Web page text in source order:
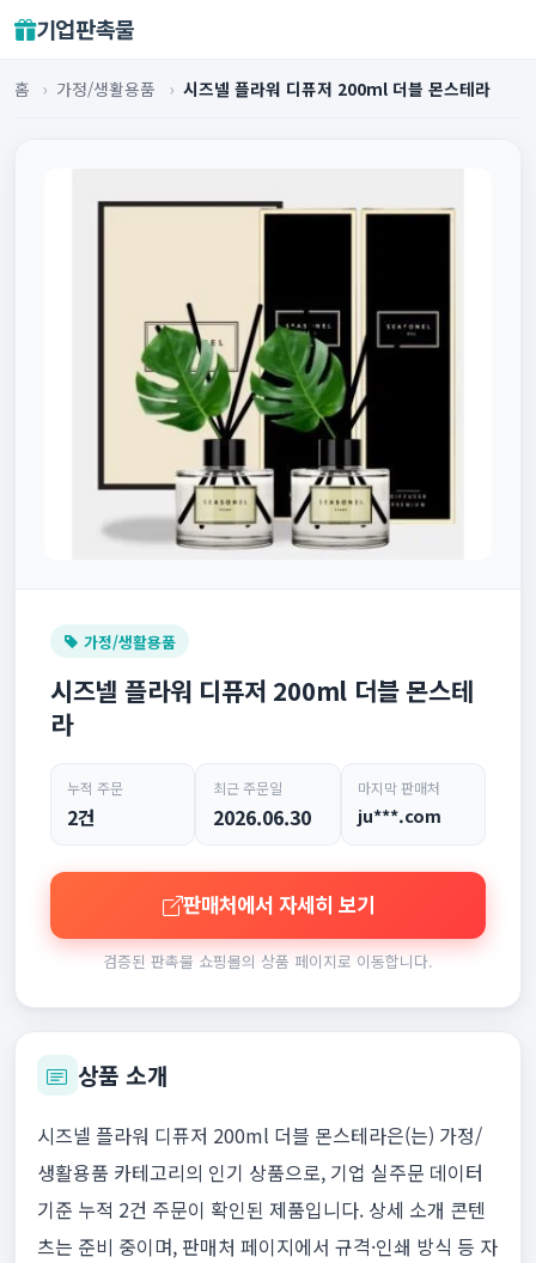
기업판촉물
홈 › 가정/생활용품 › 시즈넬 플라워 디퓨저 200ml 더블 몬스테라
가정/생활용품
시즈넬 플라워 디퓨저 200ml 더블 몬스테
라
누적 주문
2건
최근 주문일
2026.06.30
마지막 판매처
ju***.com
판매처에서 자세히 보기
검증된 판촉물 쇼핑몰의 상품 페이지로 이동합니다.
상품 소개
시즈넬 플라워 디퓨저 200ml 더블 몬스테라은(는) 가정/
생활용품 카테고리의 인기 상품으로, 기업 실주문 데이터
기준 누적 2건 주문이 확인된 제품입니다. 상세 소개 콘텐
츠는 준비 중이며, 판매처 페이지에서 규격·인쇄 방식 등 자